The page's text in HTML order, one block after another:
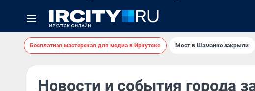
Бесплатная мастерская для медиа в Иркутске Мост в Шаманке закрыли
Новости и события города